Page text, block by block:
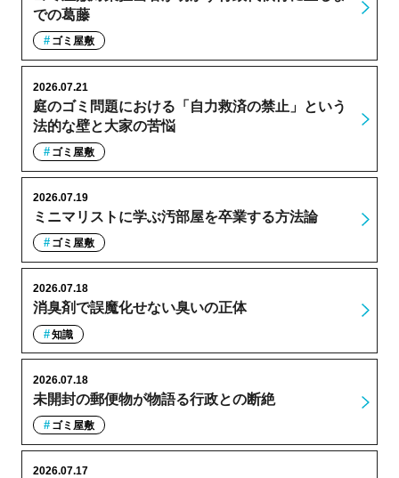
での葛藤
ゴミ屋敷
庭のゴミ問題における「自力救済の禁止」という
法的な壁と大家の苦悩
2026.07.21
ゴミ屋敷
ミニマリストに学ぶ汚部屋を卒業する方法論
2026.07.19
ゴミ屋敷
消臭剤で誤魔化せない臭いの正体
2026.07.18
知識
未開封の郵便物が物語る行政との断絶
2026.07.18
ゴミ屋敷
2026.07.17